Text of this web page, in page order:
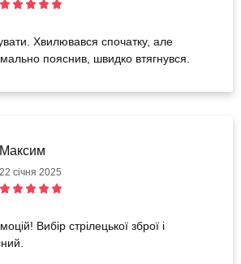
Хвилювався спочатку, але
пояснив, швидко втягнувся.
Максим
22 січня 2025
Вибір стрілецької зброї і